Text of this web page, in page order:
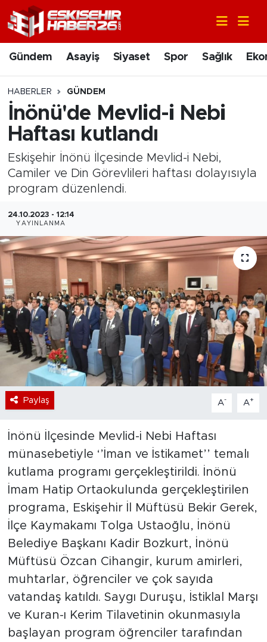
Gündem Asayiş Siyaset Spor Sağlık
HABERLER GÜNDEM
İnönü'de Mevlid-i Nebi
Haftası kutlandı
Eskişehir İnönü İlçesinde Mevlid-i Nebi,
Camiler ve Din Görevlileri haftası dolayısıyla
program düzenlendi.
24.10.2023 - 12:14
YAYINLANMA
Paylaş A- A+
İnönü İlçesinde Mevlid-i Nebi Haftası
münasebetiyle ‘’İman ve İstikamet’’ temalı
kutlama programı gerçekleştirildi. İnönü
İmam Hatip Ortaokulunda gerçekleştirilen
programa, Eskişehir İl Müftüsü Bekir Gerek,
İlçe Kaymakamı Tolga Ustaoğlu, İnönü
Belediye Başkanı Kadir Bozkurt, İnönü
Müftüsü Özcan Cihangir, kurum amirleri,
muhtarlar, öğrenciler ve çok sayıda
vatandaş katıldı. Saygı Duruşu, İstiklal Marşı
ve Kuran-ı Kerim Tilavetinin okunmasıyla
başlayan program öğrenciler tarafından
Gündem
Asayiş
Siyaset
Spor
Sağlık
Ekonomi
Eğitim
Sanat
Bölge
Teknoloji
Magazin
Dünya
Sektör
Nöbetçi Eczaneler
Hava Durumu
Trafik Durumu
Süper Lig Puan Durumu ve Fikstür
Tüm Manşetler
Son Dakika Haberleri
Haber Arşivi